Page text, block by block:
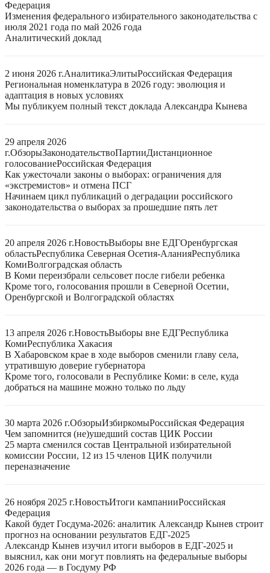
Федерация
Изменения федерального избирательного законодательства с
июля 2021 года по май 2026 года
Аналитический доклад
2 июня 2026 г.АналитикаЭлитыРоссийская Федерация
Региональная номенклатура в 2026 году: эволюция и
адаптация в новых условиях
Мы публикуем полный текст доклада Александра Кынева
29 апреля 2026
г.ОбзорыЗаконодательствоПартииДистанционное
голосованиеРоссийская Федерация
Как ужесточали законы о выборах: ограничения для
«экстремистов» и отмена ПСГ
Начинаем цикл публикаций о деградации российского
законодательства о выборах за прошедшие пять лет
20 апреля 2026 г.НовостьВыборы вне ЕДГОренбургская
областьРеспублика Северная Осетия-АланияРеспублика
КомиВолгоградская область
В Коми переизбрали сельсовет после гибели ребенка
Кроме того, голосования прошли в Северной Осетии,
Оренбургской и Волгоградской областях
13 апреля 2026 г.НовостьВыборы вне ЕДГРеспублика
КомиРеспублика Хакасия
В Хабаровском крае в ходе выборов сменили главу села,
утратившую доверие губернатора
Кроме того, голосовали в Республике Коми: в селе, куда
добраться на машине можно только по льду
30 марта 2026 г.ОбзорыИзбиркомыРоссийская Федерация
Чем запомнится (не)ушедший состав ЦИК России
25 марта сменился состав Центральной избирательной
комиссии России, 12 из 15 членов ЦИК получили
переназначение
26 ноября 2025 г.НовостьИтоги кампанииРоссийская
Федерация
Какой будет Госдума-2026: аналитик Александр Кынев строит
прогноз на основании результатов ЕДГ-2025
Александр Кынев изучил итоги выборов в ЕДГ-2025 и
выяснил, как они могут повлиять на федеральные выборы
2026 года — в Госдуму РФ